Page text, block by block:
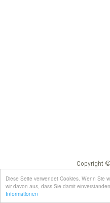
Diese Seite verwendet Cookies. Wenn Sie
wir davon aus, dass Sie damit
Informationen
Copyright